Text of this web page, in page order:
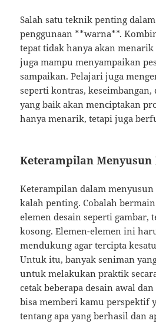
Salah satu teknik penting
penggunaan **warna**.
tepat tidak hanya akan
juga mampu menyampaikan
sampaikan. Pelajari juga
seperti kontras,
yang baik akan menciptakan
hanya menarik, tetapi juga
Keterampilan Menyusun
Keterampilan dalam
kalah penting. Cobalah
elemen desain seperti gambar,
kosong. Elemen-elemen ini
mendukung agar tercipta
Untuk itu, banyak seniman
untuk melakukan praktik
cetak beberapa desain awal
bisa memberi kamu perspektif
tentang apa yang berhasil dan